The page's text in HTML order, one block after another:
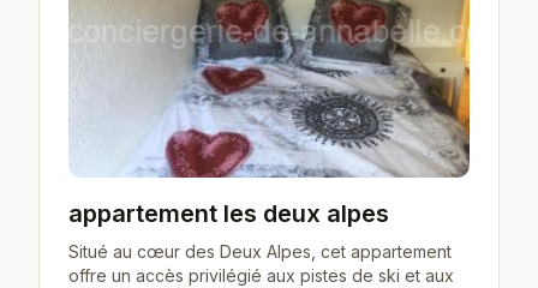
appartement les deux alpes
Situé au cœur des Deux Alpes, cet appartement
offre un accès privilégié aux pistes de ski et aux